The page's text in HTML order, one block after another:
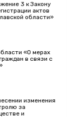
3 к Закону
актов
области»
«О мерах
в связи с
изменения
за
и